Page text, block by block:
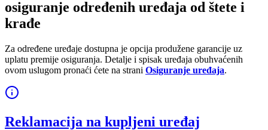
osiguranje određenih uređaja od štete i
krađe
Za određene uređaje dostupna je opcija produžene garancije uz
uplatu premije osiguranja. Detalje i spisak uređaja obuhvaćenih
ovom uslugom pronaći ćete na strani Osiguranje uređaja.
Reklamacija na kupljeni uređaj